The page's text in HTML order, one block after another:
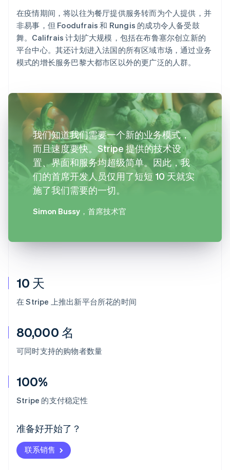
10 天
在 Stripe 上推出新平台所花的时间
80,000 名
可同时支持的购物者数量
100%
Stripe 的支付稳定性
准备好开始了？
联系销售
在疫情期间，将以往为餐厅提供服务转而为个人提供，并
非易事，但 Foodufrais 和 Rungis 的成功令人备受鼓
舞。Califrais 计划扩大规模，包括在布鲁塞尔创立新的
平台中心。其还计划进入法国的所有区域市场，通过业务
模式的增长服务巴黎大都市区以外的更广泛的人群。
我们知道我们需要一个新的业务模式，
而且速度要快。Stripe 提供的技术设
置、界面和服务均超级简单。因此，我
们的首席开发人员仅用了短短 10 天就实
施了我们需要的一切。
Simon Bussy ，首席技术官
阿联酋
爱尔兰
爱沙尼亚
English
奥地利
Deutsch English